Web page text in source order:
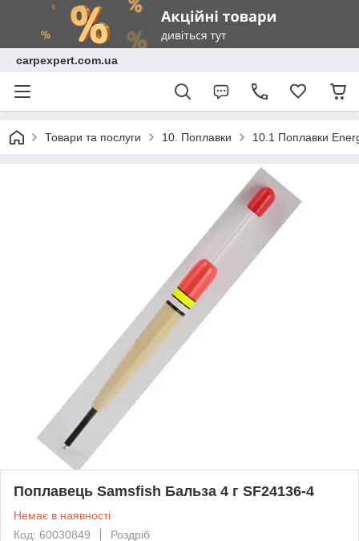
carpexpert.com.ua
Товари та послуги 10. Поплавки 10.1 Поплавки
Поплавець Samsfish Бальза 4 г SF24136-4
Немає в наявності
Код: 60030849
Роздріб